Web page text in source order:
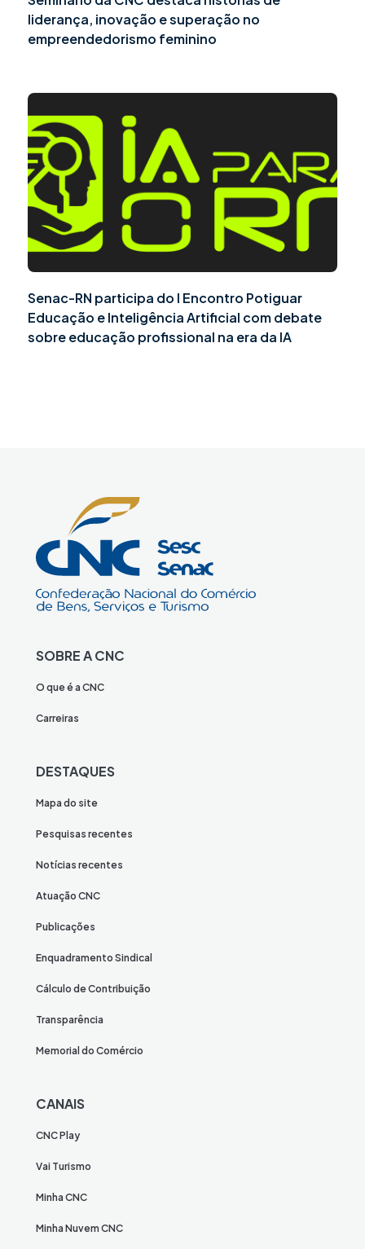
liderança, inovação e superação no
empreendedorismo feminino
Senac-RN participa do I Encontro Potiguar
Educação e Inteligência Artificial com debate
sobre educação profissional na era da IA
SOBRE A CNC
O que é a CNC
Carreiras
DESTAQUES
Mapa do site
Pesquisas recentes
Notícias recentes
Atuação CNC
Publicações
Enquadramento Sindical
Cálculo de Contribuição
Transparência
Memorial do Comércio
CANAIS
CNC Play
Vai Turismo
Minha CNC
Minha Nuvem CNC